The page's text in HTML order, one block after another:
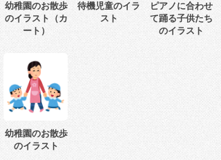
幼稚園のお散歩
のイラスト（カ
ート）
待機児童のイラ
スト
ピアノに合わせ
て踊る子供たち
のイラスト
幼稚園のお散歩
のイラスト